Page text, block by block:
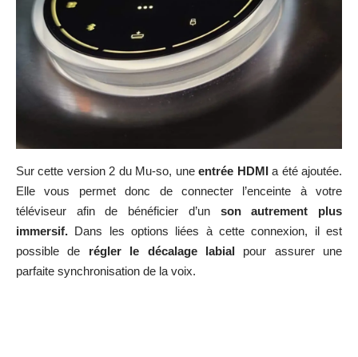
Sur cette version 2 du Mu-so, uneentrée HDMIa été ajoutée.
Elle vous permet donc de connecter l’enceinte à votre
téléviseur afin de bénéficier d’un son autrement plus
immersif. Dans les options liées à cette connexion, il est
possible de régler le décalage labialpour assurer une
parfaite synchronisation de la voix.